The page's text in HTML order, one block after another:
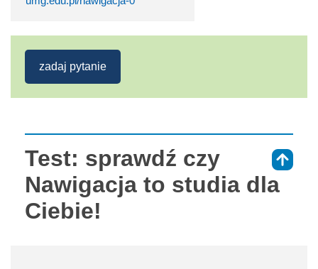
zadaj pytanie
Test: sprawdź czy
Nawigacja to studia dla
Ciebie!